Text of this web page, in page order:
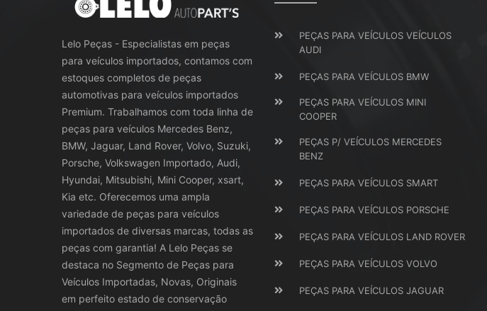
Lelo Peças - Especialistas em peças
para veículos importados, contamos com
estoques completos de peças
automotivas para veículos importados
Premium. Trabalhamos com toda linha de
peças para veículos Mercedes Benz,
BMW, Jaguar, Land Rover, Volvo, Suzuki,
Porsche, Volkswagen Importado, Audi,
Hyundai, Mitsubishi, Mini Cooper, xsart,
Kia etc. Oferecemos uma ampla
variedade de peças para veículos
importados de diversas marcas, todas as
peças com garantia! A Lelo Peças se
destaca no Segmento de Peças para
Veículos Importadas, Novas, Originais
em perfeito estado de conservação
PEÇAS PARA VEÍCULOS VEÍCULOS
AUDI
PEÇAS PARA VEÍCULOS BMW
PEÇAS PARA VEÍCULOS MINI
COOPER
PEÇAS P/ VEÍCULOS MERCEDES
BENZ
PEÇAS PARA VEÍCULOS SMART
PEÇAS PARA VEÍCULOS PORSCHE
PEÇAS PARA VEÍCULOS LAND ROVER
PEÇAS PARA VEÍCULOS VOLVO
PEÇAS PARA VEÍCULOS JAGUAR